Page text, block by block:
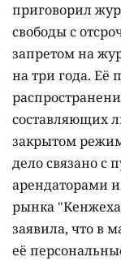
приговорил
свободы с
запретом на
на три года. Её
составляющих
закрытом
дело связано с
арендаторами
рынка
заявила, что в
её